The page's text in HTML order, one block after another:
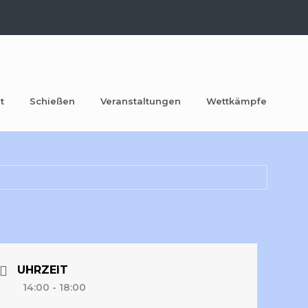
Schießen Veranstaltungen Wettkämpfe
UHRZEIT
14:00 - 18:00